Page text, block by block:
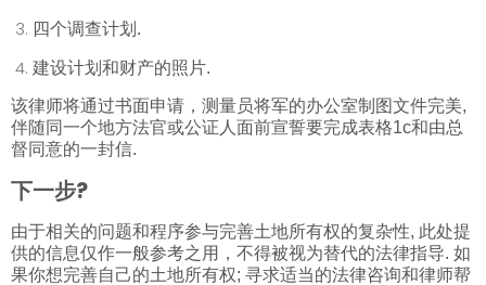
四个调查计划.
建设计划和财产的照片.
该律师将通过书面申请，测量员将军的办公室制图文件完美,
伴随同一个地方法官或公证人面前宣誓要完成表格1c和由总
督同意的一封信.
下一步?
由于相关的问题和程序参与完善土地所有权的复杂性, 此处提
供的信息仅作一般参考之用，不得被视为替代的法律指导. 如
果你想完善自己的土地所有权; 寻求适当的法律咨询和律师帮